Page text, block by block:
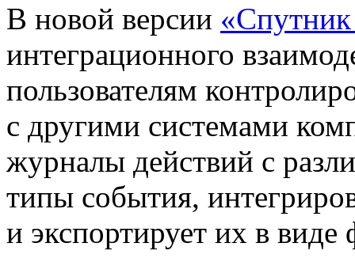
В новой версии
интеграционного
пользователям
с другими системами
журналы действий с
типы события,
и экспортирует их в виде